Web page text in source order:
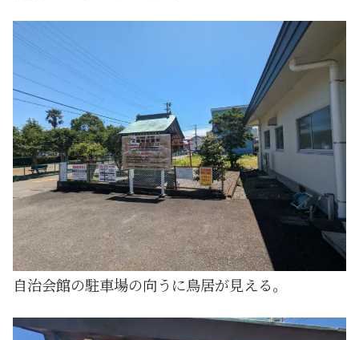
自治会館の駐車場の向うに鳥居が見える。